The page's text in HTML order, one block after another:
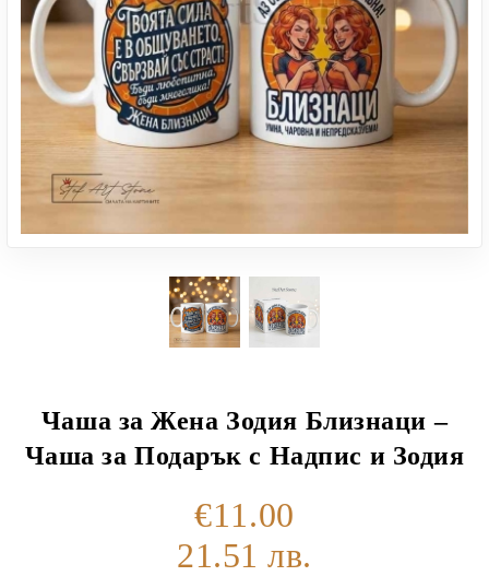
Чаша за Жена Зодия Близнаци –
Чаша за Подарък с Надпис и Зодия
€11.00
21.51 лв.